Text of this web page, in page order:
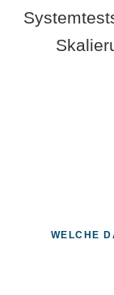
WELCHE